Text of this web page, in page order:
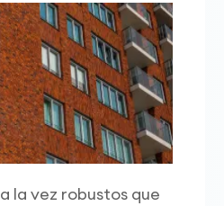
la vez robustos que